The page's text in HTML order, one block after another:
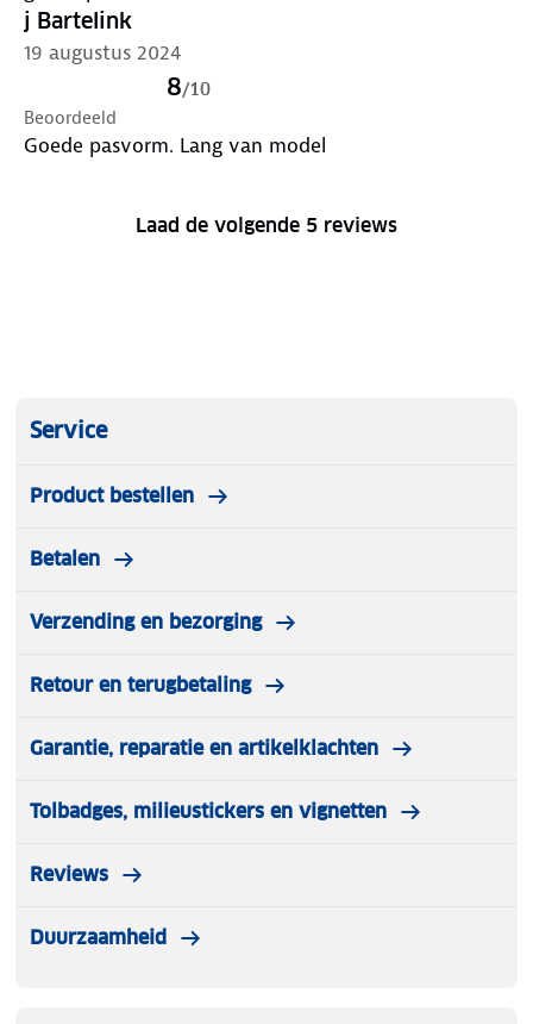
j Bartelink
19 augustus 2024
8/10
Beoordeeld
Goede pasvorm. Lang van model
Laad de volgende 5 reviews
Service
Product bestellen
Betalen
Verzending en bezorging
Retour en terugbetaling
Garantie, reparatie en artikelklachten
Tolbadges, milieustickers en vignetten
Reviews
Duurzaamheid